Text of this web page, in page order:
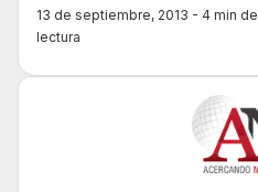
13 de septiembre, 2013 - 4 min de
lectura